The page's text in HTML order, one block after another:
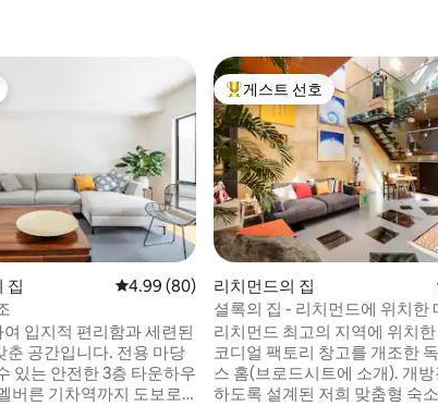
개
집 평점 4.99점(5점 만점), 후기 80개
4.99 (80)
입지적 편리함과 세련된
춘 공간입니다. 전용 마당
있는 안전한 3층 타운하우
버른 기차역까지 도보로 3
상위 게스트 선호
게스트 선호
리치먼드의 집
셜록의 집 - 리치먼드에 위치한
고
리치먼드 최고의 지역에 위치
코디얼 팩토리 창고를 개조한
스 홈(브로드시트에 소개). 개방감을 극대화
하도록 설계된 저희 맞춤형 숙